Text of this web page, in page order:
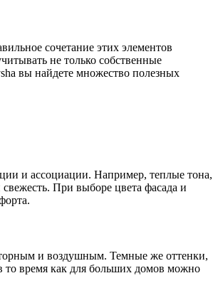
сочетание этих элементов
не только собственные
вы найдете множество полезных
и ассоциации. Например, теплые тона,
При выборе цвета фасада и
и воздушным. Темные же оттенки,
то время как для больших домов можно